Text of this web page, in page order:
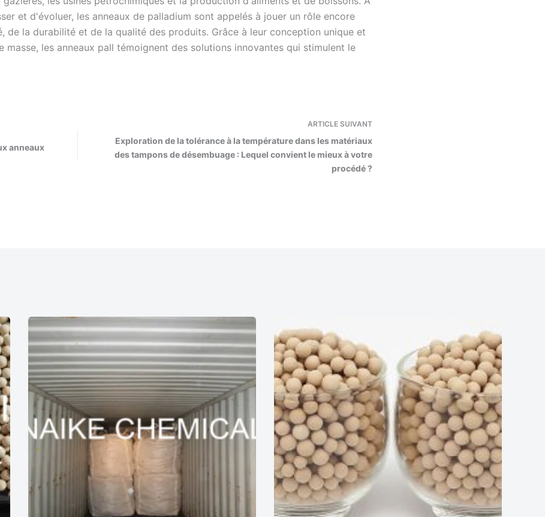
et d'évoluer, les anneaux de palladium sont appelés à jouer un rôle encore
la durabilité et de la qualité des produits. Grâce à leur conception unique et
les anneaux pall témoignent des solutions innovantes qui stimulent le
anneaux
ARTICLE SUIVANT
Exploration de la tolérance à la température dans les matériaux
des tampons de désembuage : Lequel convient le mieux à votre
procédé ?